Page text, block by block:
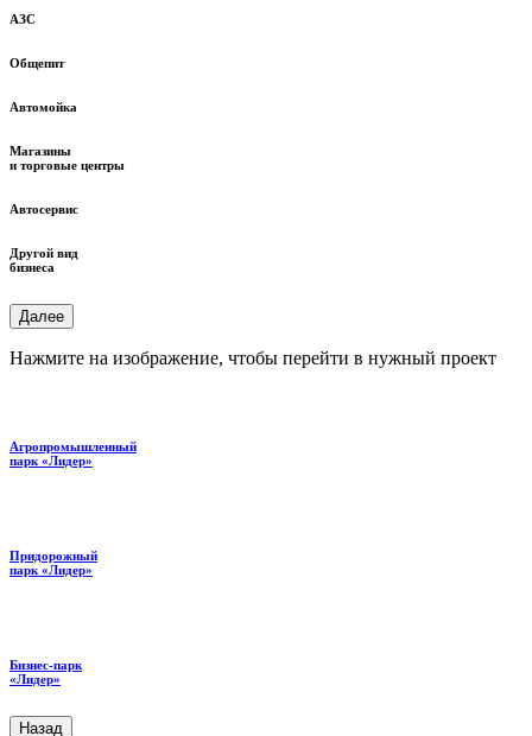
АЗС
Общепит
Автомойка
Магазины
и торговые центры
Автосервис
Другой вид
бизнеса
Далее
Нажмите на изображение, чтобы перейти в нужный проект
Агропромышленный
парк «Лидер»
Придорожный
парк «Лидер»
Бизнес-парк
«Лидер»
Назад